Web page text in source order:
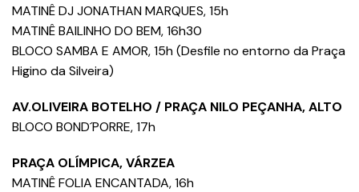
MATINÊ DJ JONATHAN MARQUES, 15h
MATINÊ BAILINHO DO BEM, 16h30
BLOCO SAMBA E AMOR, 15h (Desfile no entorno da Praça
Higino da Silveira)
AV.OLIVEIRA BOTELHO / PRAÇA NILO PEÇANHA, ALTO
BLOCO BOND´PORRE, 17h
PRAÇA OLÍMPICA, VÁRZEA
MATINÊ FOLIA ENCANTADA, 16h